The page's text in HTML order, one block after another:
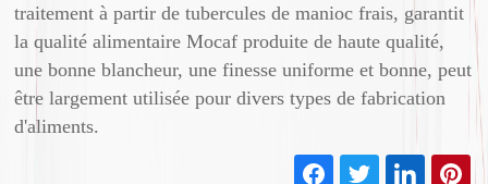
traitement à partir de tubercules de manioc frais, garantit
la qualité alimentaire Mocaf produite de haute qualité,
une bonne blancheur, une finesse uniforme et bonne, peut
être largement utilisée pour divers types de fabrication
d'aliments.